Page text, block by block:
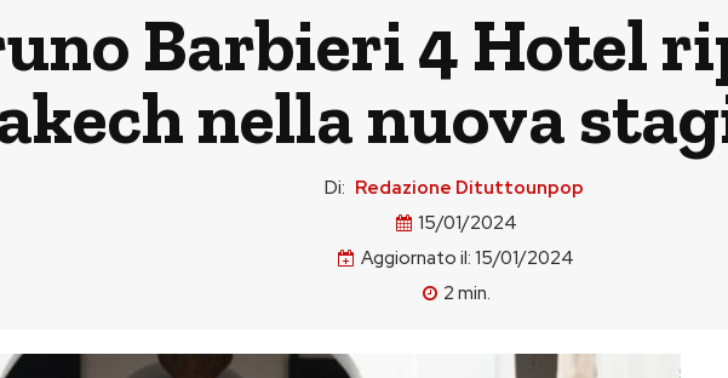
Barbieri 4 Hotel
nella nuova
Di: Redazione Dituttounpop
15/01/2024
Aggiornato il: 15/01/2024
2 min.